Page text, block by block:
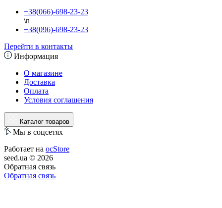
+38(066)-698-23-23
\n
+38(096)-698-23-23
Перейти в контакты
Информация
О магазине
Доставка
Оплата
Условия соглашения
Каталог товаров
Мы в соцсетях
Работает на ocStore
seed.ua © 2026
Обратная связь
Обратная связь